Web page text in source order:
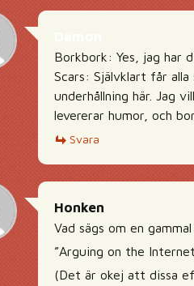
Borkbork: Yes, jag har
Scars: Självklart får
underhållning här. Jag
levererar humor, och
Svara
Honken
Vad sägs om en gammal
”Arguing on the
(Det är okej att dissa